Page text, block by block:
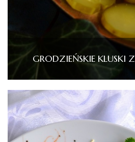
GRODZIEŃSKIE KLUSKI